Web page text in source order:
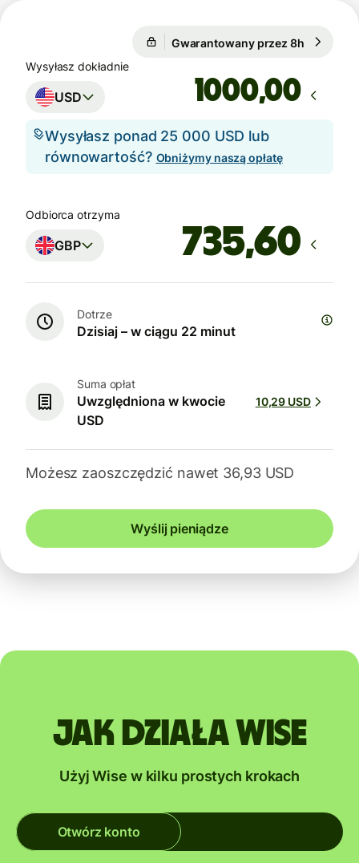
1 USD = 0,7432 GBP
Gwarantowany przez 8h
Wysyłasz dokładnie
USD ,00
Wysyłasz ponad 25 000 USD lub
równowartość? Obniżymy naszą opłatę
Odbiorca otrzyma
GBP
Dotrze
Dzisiaj – w ciągu 22 minut
Suma opłat
Uwzględniona w kwocie
USD
10,29 USD
Możesz zaoszczędzić nawet 36,93 USD
Wyślij pieniądze
Jak działa Wise
Użyj Wise w kilku prostych krokach
Otwórz konto